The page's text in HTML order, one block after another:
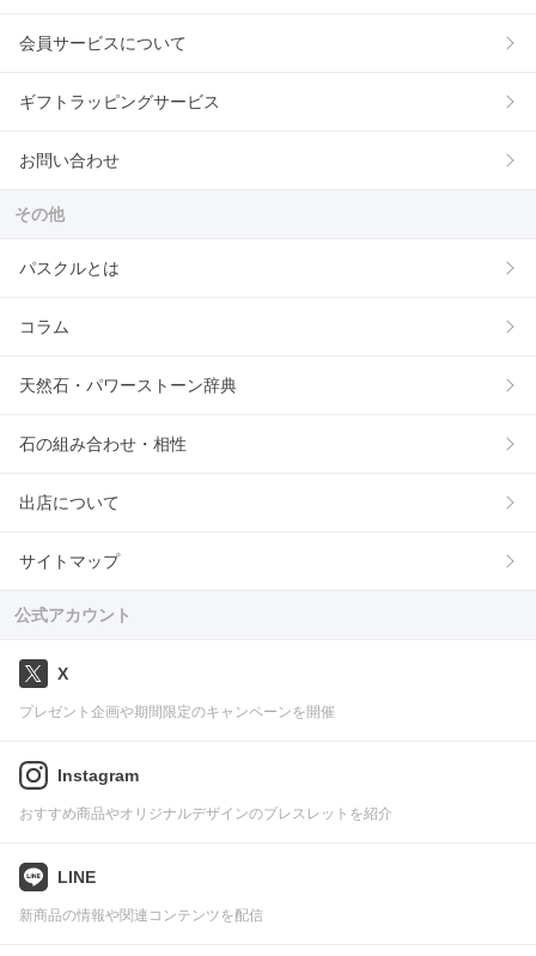
会員サービスについて
ギフトラッピングサービス
お問い合わせ
その他
パスクルとは
コラム
天然石・パワーストーン辞典
石の組み合わせ・相性
出店について
サイトマップ
公式アカウント
X
プレゼント企画や期間限定のキャンペーンを開催
Instagram
おすすめ商品やオリジナルデザインのブレスレットを紹介
LINE
新商品の情報や関連コンテンツを配信